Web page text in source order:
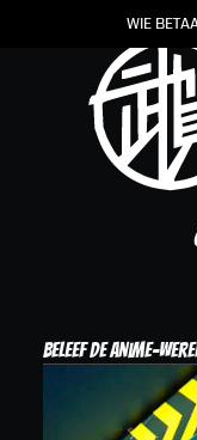
WIE
Beleef de anime-